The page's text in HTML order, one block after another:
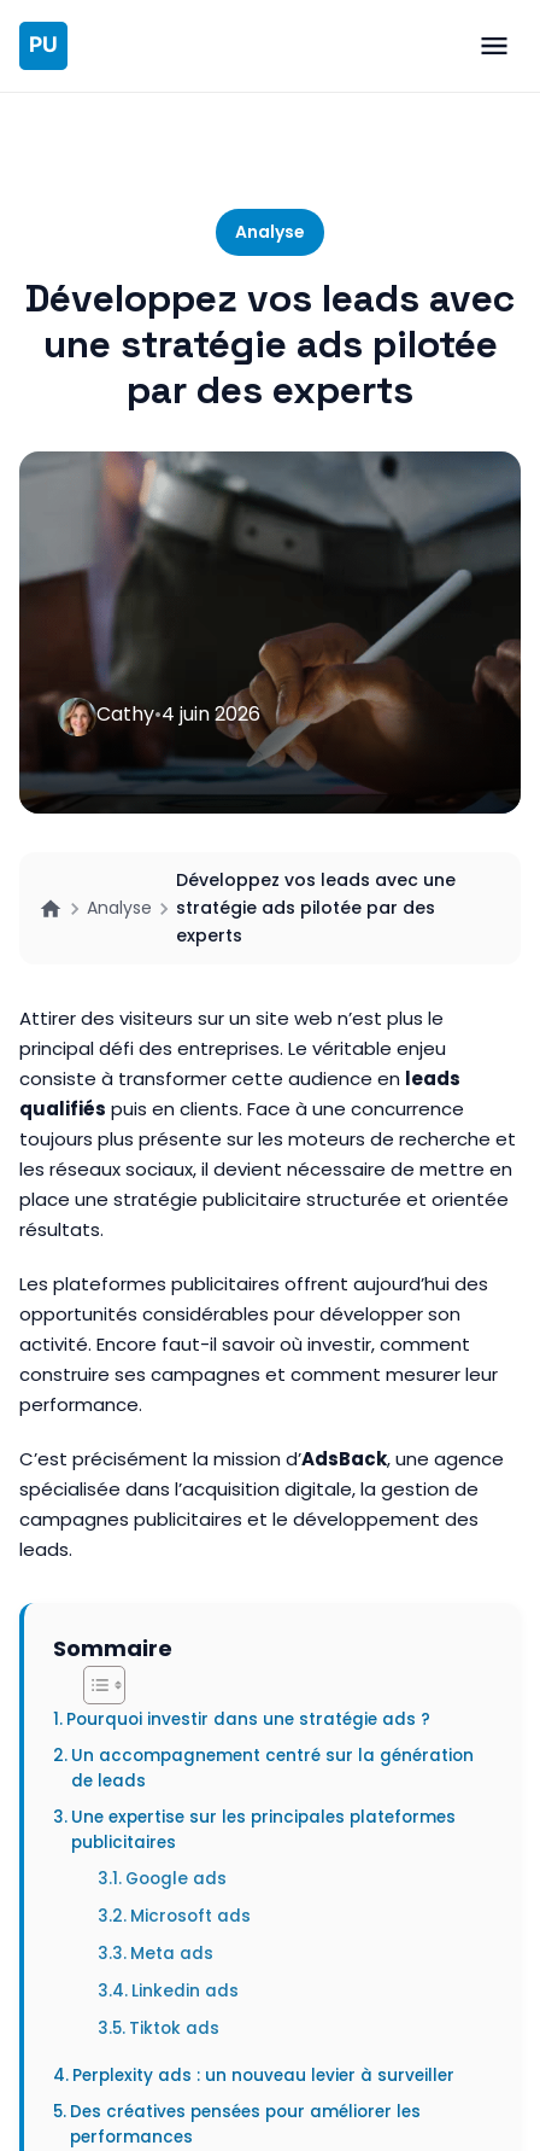
Analyse
Développez vos leads avec
une stratégie ads pilotée
par des experts
Cathy•4 juin 2026
Analyse
Développez vos leads avec une
stratégie ads pilotée par des
experts
Attirer des visiteurs sur un site web n’est plus le
principal défi des entreprises. Le véritable enjeu
consiste à transformer cette audience en leads
qualifiés puis en clients. Face à une concurrence
toujours plus présente sur les moteurs de recherche et
les réseaux sociaux, il devient nécessaire de mettre en
place une stratégie publicitaire structurée et orientée
résultats.
Les plateformes publicitaires offrent aujourd’hui des
opportunités considérables pour développer son
activité. Encore faut-il savoir où investir, comment
construire ses campagnes et comment mesurer leur
performance.
C’est précisément la mission d’AdsBack, une agence
spécialisée dans l’acquisition digitale, la gestion de
campagnes publicitaires et le développement des
leads.
Sommaire
Pourquoi investir dans une stratégie ads ?
Un accompagnement centré sur la génération
de leads
Une expertise sur les principales plateformes
publicitaires
Google ads
Microsoft ads
Meta ads
Linkedin ads
Tiktok ads
Perplexity ads : un nouveau levier à surveiller
Des créatives pensées pour améliorer les
performances